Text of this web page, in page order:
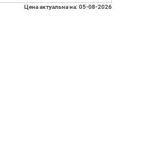
Цена актуальна на: 05-08-2026